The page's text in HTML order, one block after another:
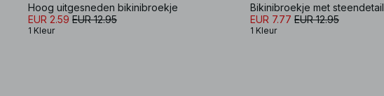
Hoog uitgesneden bikinibroekje
EUR 2.59 EUR 12.95
1 Kleur
Bikinibroekje met steendetail
EUR 7.77 EUR 12.95
1 Kleur